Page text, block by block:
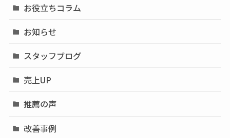
お役立ちコラム
お知らせ
スタッフブログ
売上UP
推薦の声
改善事例